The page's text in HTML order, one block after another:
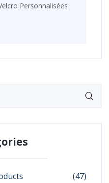
Personnalisées
(47)